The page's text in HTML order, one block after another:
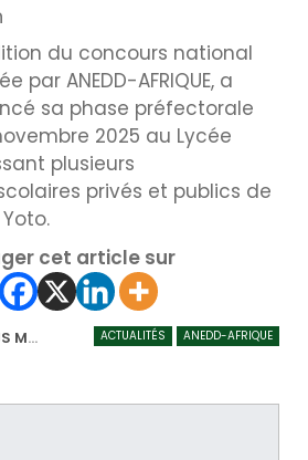
du concours national
par ANEDD-AFRIQUE, a
sa phase préfectorale
2025 au Lycée
plusieurs
privés et publics de
cet article sur
ACTUALITÉS ANEDD-AFRIQUE
TV